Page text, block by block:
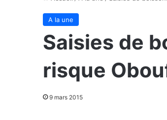
A la une
Saisies de
risque
9 mars 2015